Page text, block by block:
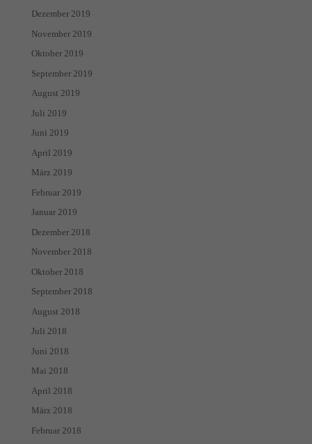
Dezember 2019
November 2019
Oktober 2019
September 2019
August 2019
Juli 2019
Juni 2019
April 2019
März 2019
Februar 2019
Januar 2019
Dezember 2018
November 2018
Oktober 2018
September 2018
August 2018
Juli 2018
Juni 2018
Mai 2018
April 2018
März 2018
Februar 2018